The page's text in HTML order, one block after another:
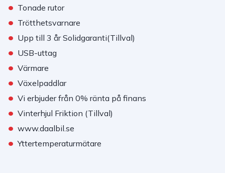
• Tonade rutor
• Trötthetsvarnare
• Upp till 3 år Solidgaranti(Tillval)
• USB-uttag
• Värmare
• Växelpaddlar
• Vi erbjuder från 0% ränta på finans
• Vinterhjul Friktion (Tillval)
• www.daalbil.se
• Yttertemperaturmätare